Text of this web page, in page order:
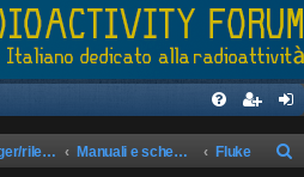
Contatori geiger/rilevatori di radioattività Manuali e schemi apparati Fluke